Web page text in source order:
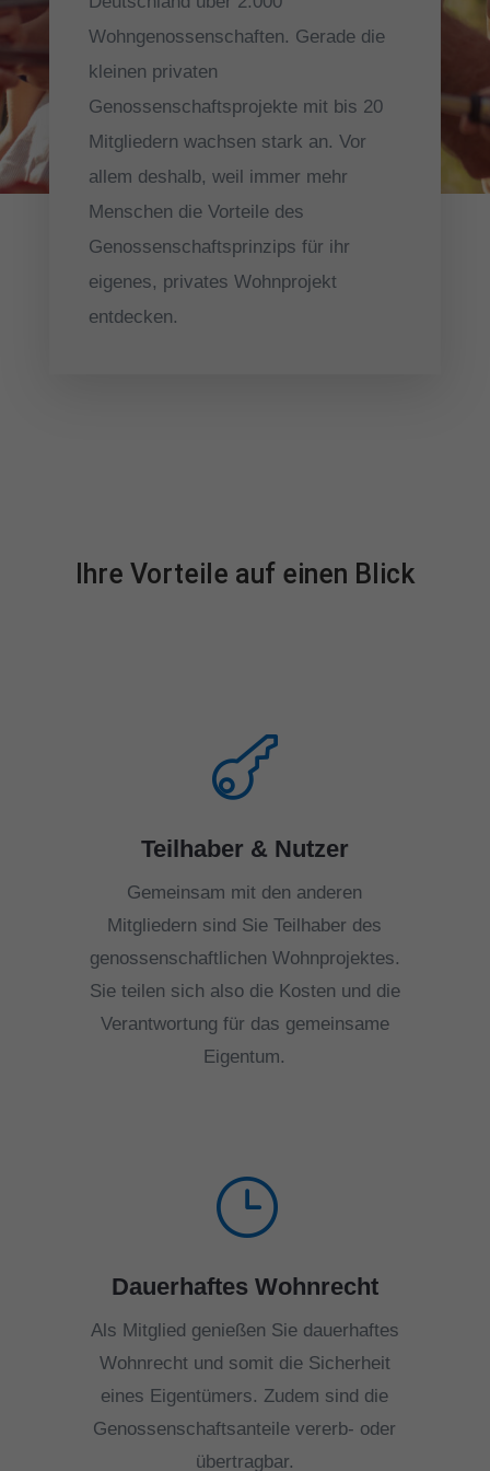
Wohngenossenschaften. Gerade die
kleinen privaten
Genossenschaftsprojekte mit bis 20
Mitgliedern wachsen stark an. Vor
allem deshalb, weil immer mehr
Menschen die Vorteile des
Genossenschaftsprinzips für ihr
eigenes, privates Wohnprojekt
entdecken.
Ihre Vorteile auf einen Blick

Teilhaber & Nutzer
Gemeinsam mit den anderen
Mitgliedern sind Sie Teilhaber des
genossenschaftlichen Wohnprojektes.
Sie teilen sich also die Kosten und die
Verantwortung für das gemeinsame
Eigentum.
}
Dauerhaftes Wohnrecht
Als Mitglied genießen Sie dauerhaftes
Wohnrecht und somit die Sicherheit
eines Eigentümers. Zudem sind die
Genossenschaftsanteile vererb- oder
übertragbar.
erforderlich
Cookie-Informationen anzeigen
Auswertung (5)
Cookies zur Auswertung sind hilfreich, um die Eigenschaften und die
Benutzerfreundlichkeit dieser Website zu verbessern
Cookie-Informationen anzeigen
powered by Borlabs Cookie
Datenschutzerklärung